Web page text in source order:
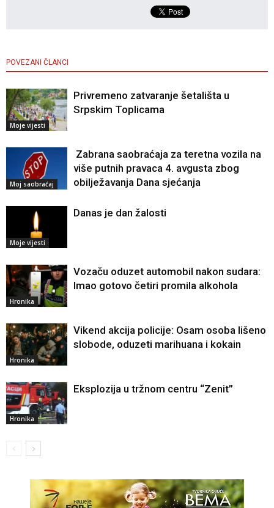
POVEZANI ČLANCI
Moje vijesti
Privremeno zatvaranje šetališta u
Srpskim Toplicama
Moj saobraćaj
Zabrana saobraćaja za teretna vozila na
više putnih pravaca 4. avgusta zbog
obilježavanja Dana sjećanja
Moje vijesti
Danas je dan žalosti
Hronika
Vozaču oduzet automobil nakon sudara:
Imao gotovo četiri promila alkohola
Hronika
Vikend akcija policije: Osam osoba lišeno
slobode, oduzeti marihuana i kokain
Hronika
Eksplozija u tržnom centru “Zenit”